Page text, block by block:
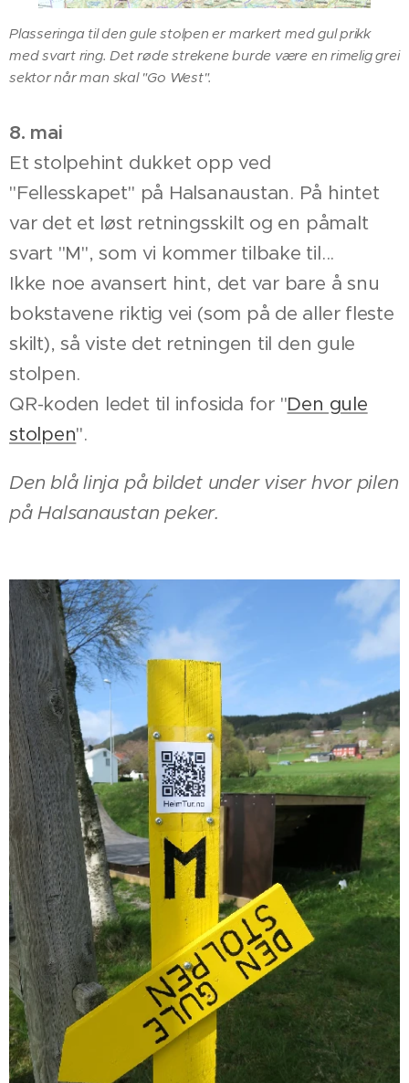
Plasseringa til den gule stolpen er markert med gul prikk
med svart ring. Det røde strekene burde være en rimelig grei
sektor når man skal "Go West".
8. mai
Et stolpehint dukket opp ved
"Fellesskapet" på Halsanaustan. På hintet
var det et løst retningsskilt og en påmalt
svart "M", som vi kommer tilbake til...
Ikke noe avansert hint, det var bare å snu
bokstavene riktig vei (som på de aller fleste
skilt), så viste det retningen til den gule
stolpen.
QR-koden ledet til infosida for "Den gule
stolpen".
Den blå linja på bildet under viser hvor pilen
på Halsanaustan peker.